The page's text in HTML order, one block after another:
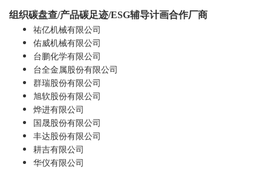
组织碳盘查/产品碳足迹/ESG辅导计画合作厂商
祐亿机械有限公司
佑威机械有限公司
台鹏化学有限公司
台全金属股份有限公司
群瑞股份有限公司
旭软股份有限公司
烨进有限公司
国晟股份有限公司
丰达股份有限公司
耕吉有限公司
华仪有限公司